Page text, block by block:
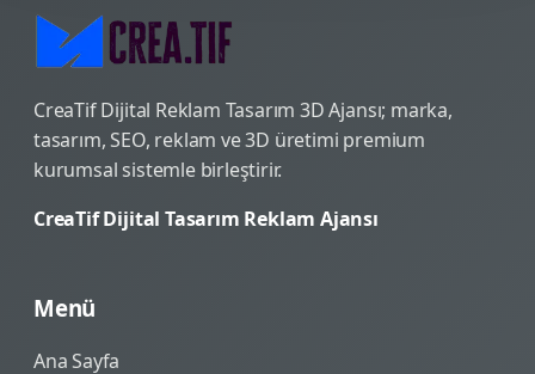
CreaTif Dijital Reklam Tasarım 3D Ajansı; marka,
tasarım, SEO, reklam ve 3D üretimi premium
kurumsal sistemle birleştirir.
CreaTif Dijital Tasarım Reklam Ajansı
Menü
Ana Sayfa